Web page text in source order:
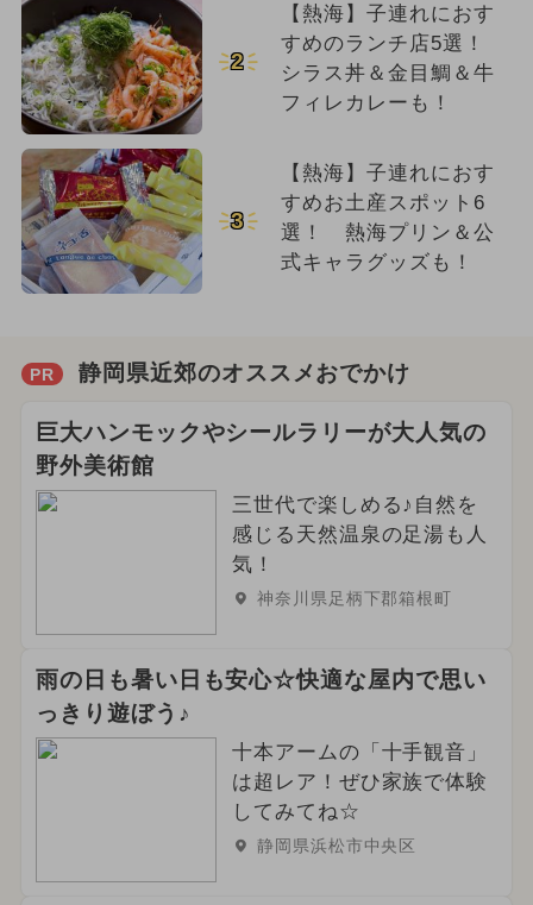
2
【熱海】子連れにおす
すめのランチ店5選！
シラス丼＆金目鯛＆牛
フィレカレーも！
3
【熱海】子連れにおす
すめお土産スポット6
選！ 熱海プリン＆公
式キャラグッズも！
PR 静岡県近郊のオススメおでかけ
巨大ハンモックやシールラリーが大人気の
野外美術館
三世代で楽しめる♪自然を
感じる天然温泉の足湯も人
気！
神奈川県足柄下郡箱根町
雨の日も暑い日も安心☆快適な屋内で思い
っきり遊ぼう♪
十本アームの「十手観音」
は超レア！ぜひ家族で体験
してみてね☆
静岡県浜松市中央区